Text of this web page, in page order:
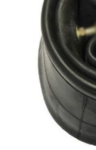
Testid
Kontakt